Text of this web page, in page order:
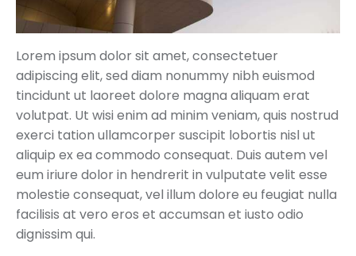
Lorem ipsum dolor sit amet, consectetuer
adipiscing elit, sed diam nonummy nibh euismod
tincidunt ut laoreet dolore magna aliquam erat
volutpat. Ut wisi enim ad minim veniam, quis nostrud
exerci tation ullamcorper suscipit lobortis nisl ut
aliquip ex ea commodo consequat. Duis autem vel
eum iriure dolor in hendrerit in vulputate velit esse
molestie consequat, vel illum dolore eu feugiat nulla
facilisis at vero eros et accumsan et iusto odio
dignissim qui.